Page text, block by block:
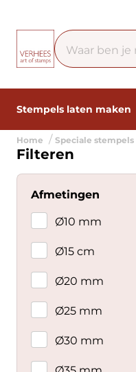
Stempels laten maken
Home Speciale stempels
Filteren
Afmetingen
Ø10 mm
Ø15 cm
Ø20 mm
Ø25 mm
Ø30 mm